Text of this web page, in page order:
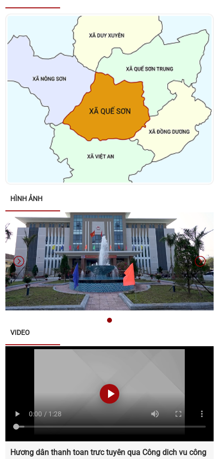
mạng, đối tượng bảo trợ xã hội và đối tượng đặc thù
nhân dịp tết Nguyên đán Bính Ngọ năm 2026
Thông báo về việc niêm yết danh sách cử tri bầu cử
đại biểu Quốc hội khóa XVI và bầu cử đại biểu Hội
đồng nhân dân các cấp nhiệm kỳ 2026 – 2031
Kết luận của đồng chí Võ Đình Trung - Chủ tịch
UBND xã tại cuộc họp giao ban lãnh đạo UBND xã
ngày 26/01/2026
Quyết định về việc phê duyệt Kế hoạch lựa chọn nhà
thầu Gói thầu: Xây dựng Trang Thông tin điện tử xã
Danh sách các đơn vị bầu cử đại biểu Hội đồng
nhân dân xã Quế Sơn nhiệm kỳ 2026 – 2031
Thông báo về việc nộp hồ sơ ứng cử đại biểu Hội
đồng nhân dân xã Quế Sơn khoá II, nhiệm kỳ 2026 -
2031
Thông báo về tuyển chọn lao động hợp đồng làm
việc tại Văn phòng Đảng ủy xã Quế Sơn
Thông báo đấu giá tài sản
Thông báo lịch tiếp công dân năm 2025 của đại
biểu HĐND xã khóa I, nhiệm kỳ 2021 - 2026
HÌNH ẢNH
VIDEO
Hương dân thanh toan trưc tuyên qua Công dich vu công